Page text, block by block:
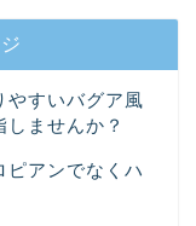
やすいバグア風
ませんか？
ピアンでなくハ